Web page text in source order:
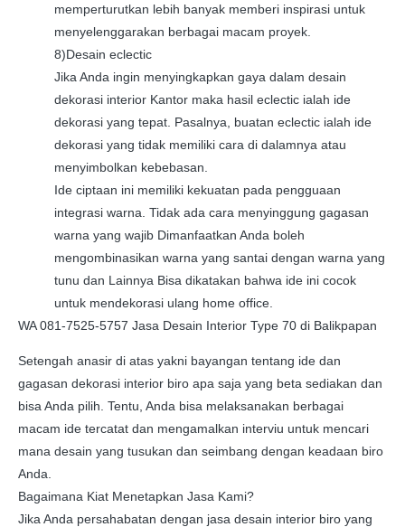
memperturutkan lebih banyak memberi inspirasi untuk
menyelenggarakan berbagai macam proyek.
8)Desain eclectic
Jika Anda ingin menyingkapkan gaya dalam desain
dekorasi interior Kantor maka hasil eclectic ialah ide
dekorasi yang tepat. Pasalnya, buatan eclectic ialah ide
dekorasi yang tidak memiliki cara di dalamnya atau
menyimbolkan kebebasan.
Ide ciptaan ini memiliki kekuatan pada pengguaan
integrasi warna. Tidak ada cara menyinggung gagasan
warna yang wajib Dimanfaatkan Anda boleh
mengombinasikan warna yang santai dengan warna yang
tunu dan Lainnya Bisa dikatakan bahwa ide ini cocok
untuk mendekorasi ulang home office.
WA 081-7525-5757 Jasa Desain Interior Type 70 di Balikpapan
Setengah anasir di atas yakni bayangan tentang ide dan
gagasan dekorasi interior biro apa saja yang beta sediakan dan
bisa Anda pilih. Tentu, Anda bisa melaksanakan berbagai
macam ide tercatat dan mengamalkan interviu untuk mencari
mana desain yang tusukan dan seimbang dengan keadaan biro
Anda.
Bagaimana Kiat Menetapkan Jasa Kami?
Jika Anda persahabatan dengan jasa desain interior biro yang